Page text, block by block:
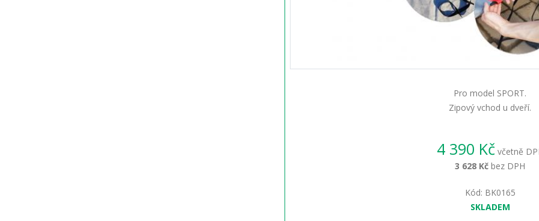
Pro model SPORT.
Zipový vchod u dveří.
4 390 Kč včetně
3 628 Kč bez DPH
Kód: BK0165
SKLADEM